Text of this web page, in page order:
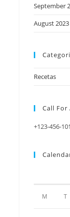
September
August 2023
Recetas
Call For
+123-456-
M T